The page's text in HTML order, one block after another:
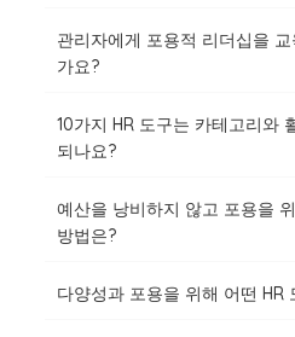
관리자에게 포용적 리더십을
가요?
10가지 HR 도구는 카테고리와
되나요?
예산을 낭비하지 않고 포용을
방법은?
다양성과 포용을 위해 어떤 HR